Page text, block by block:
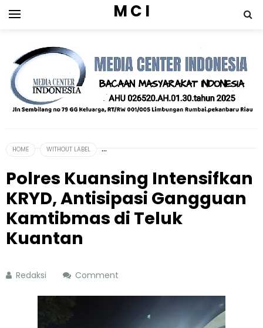
M C I
HOME WITHOUT LABEL
Polres Kuansing Intensifkan
KRYD, Antisipasi Gangguan
Kamtibmas di Teluk
Kuantan
Redaksi Comment